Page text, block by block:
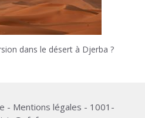
dans le désert à Djerba ?
- Mentions légales - 1001-